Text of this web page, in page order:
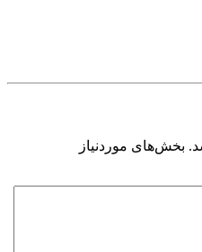
بخش‌های موردنیاز